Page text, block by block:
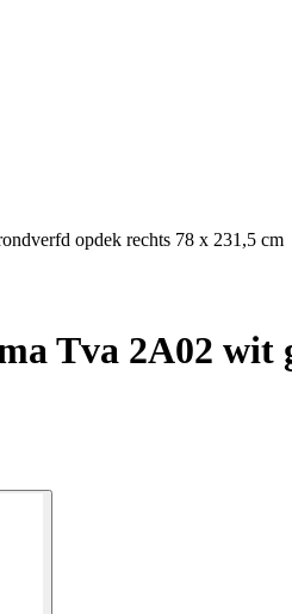
opdek rechts 78 x 231,5 cm
Tva 2A02 wit